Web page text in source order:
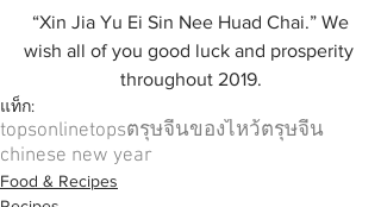
wish all of you good luck and prosperity
throughout 2019.
แท็ก:
topsonlinetopsตรุษจีนของไหว้ตรุษจีน
chinese new year
Food & Recipes